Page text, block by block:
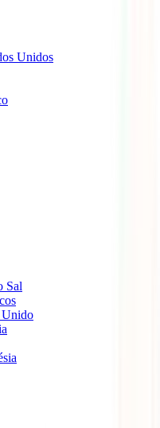
Unidos
Sal
Unido